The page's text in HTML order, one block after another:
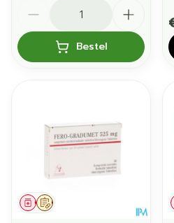
Bestel
Op voorschrift
Geneesmiddel